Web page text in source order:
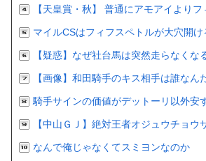
【天皇賞・秋】 普通にアモアイより
マイルCSはフィフスペトルが大穴開け
【疑惑】なぜ社台馬は突然走らなくな
【画像】和田騎手のキス相手は誰なん
騎手サインの価値がデットーリ以外安
【中山ＧＪ】絶対王者オジュウチョウ
なんで俺じゃなくてスミヨンなのか